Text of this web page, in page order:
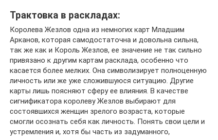
Трактовка в раскладах:
Королева Жезлов одна из немногих карт Младшим
Арканов, которая самодостаточна и довольна сильна,
так же как и Король Жезлов, ее значение не так сильно
привязано к другим картам расклада, особенно что
касается более мелких. Она символизирует полноценную
личность или же уже сложившуюся ситуацию. Другие
карты лишь поясняют сферу ее влияния. В качестве
сигнификатора королеву Жезлов выбирают для
состоявшихся женщин зрелого возраста, которые
смогли осознать себя как личность. Понять свои цели и
устремления и, хотя бы часть из задуманного,